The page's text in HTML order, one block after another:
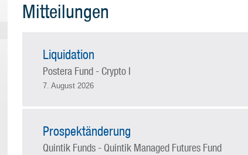
Mitteilungen
Liquidation
Postera Fund - Crypto I
7. August 2026
Prospektänderung
Quintik Funds - Quintik Managed Futures Fund